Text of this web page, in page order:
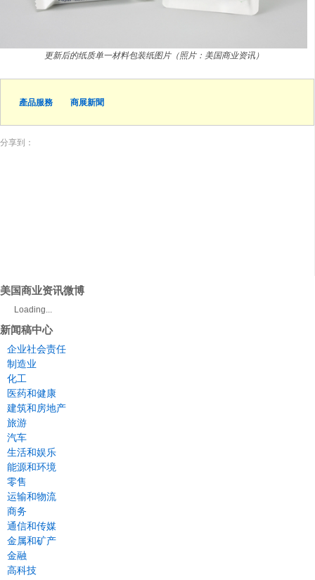
更新后的纸质单一材料包装纸图片（照片：美国商业资讯）
產品服務 商展新聞
分享到：
美国商业资讯微博
Loading...
新闻稿中心
企业社会责任
制造业
化工
医药和健康
建筑和房地产
旅游
汽车
生活和娱乐
能源和环境
零售
运输和物流
商务
通信和传媒
金属和矿产
金融
高科技